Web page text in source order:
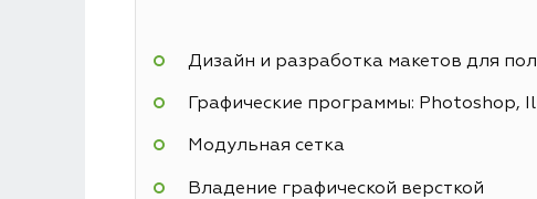
Дизайн и разработка макетов для
Графические программы: Photoshop,
Модульная сетка
Владение графической версткой